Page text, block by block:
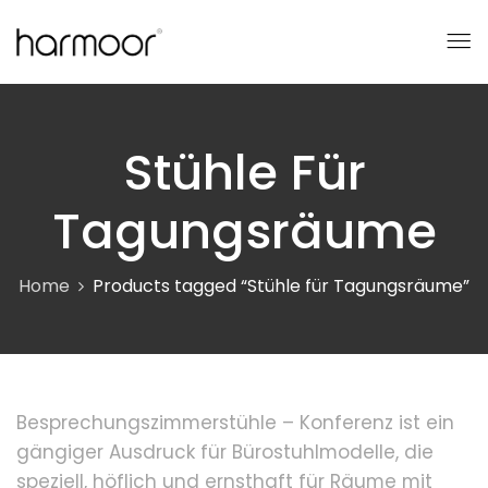
Stühle Für
Tagungsräume
Home Products tagged “Stühle für Tagungsräume”
Besprechungszimmerstühle – Konferenz ist ein
gängiger Ausdruck für Bürostuhlmodelle, die
speziell, höflich und ernsthaft für Räume mit